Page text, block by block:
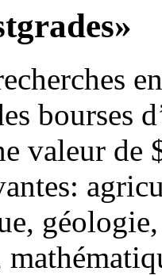
bourses
valeur de